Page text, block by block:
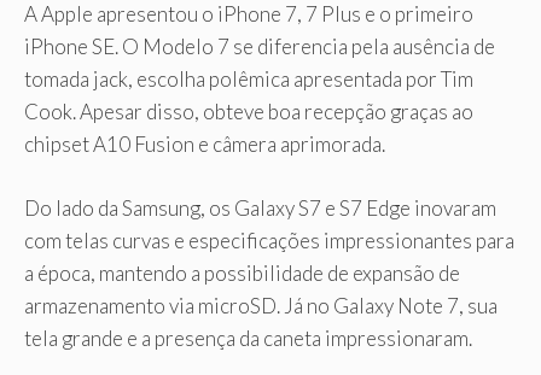
A Apple apresentou o iPhone 7, 7 Plus e o primeiro
iPhone SE. O Modelo 7 se diferencia pela ausência de
tomada jack, escolha polêmica apresentada por Tim
Cook. Apesar disso, obteve boa recepção graças ao
chipset A10 Fusion e câmera aprimorada.
Do lado da Samsung, os Galaxy S7 e S7 Edge inovaram
com telas curvas e especificações impressionantes para
a época, mantendo a possibilidade de expansão de
armazenamento via microSD. Já no Galaxy Note 7, sua
tela grande e a presença da caneta impressionaram.